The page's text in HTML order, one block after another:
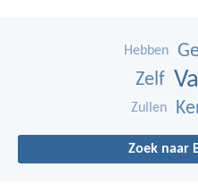
Hebben
Zelf
Zullen
Zoek naar